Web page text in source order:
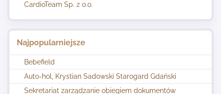
CardioTeam Sp. z o.o.
Najpopularniejsze
Bebefield
Auto-hol, Krystian Sadowski Starogard Gdański
Sekretariat zarządzanie obiegiem dokumentów